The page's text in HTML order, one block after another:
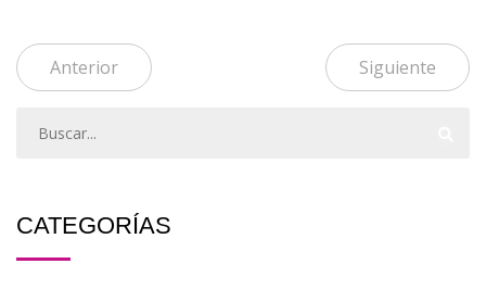
Anterior Siguiente
CATEGORÍAS